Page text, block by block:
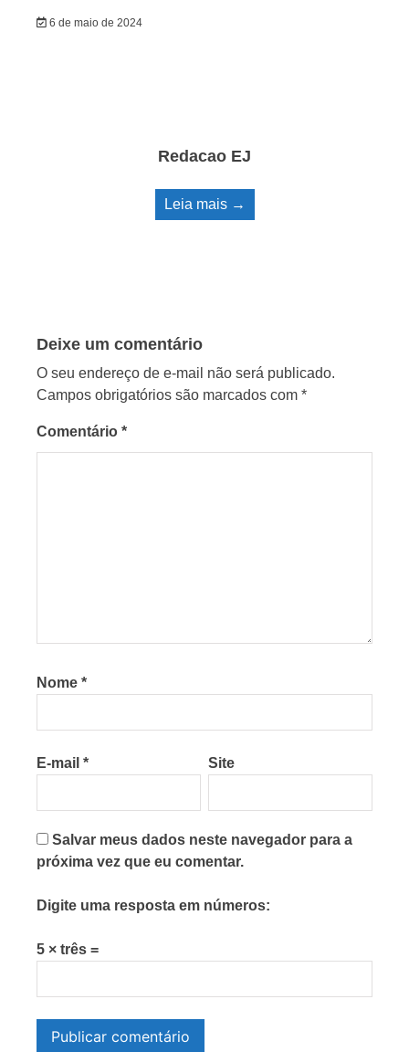
6 de maio de 2024
Redacao EJ
Leia mais →
Deixe um comentário
O seu endereço de e-mail não será publicado.
Campos obrigatórios são marcados com *
Comentário *
Nome *
E-mail * Site
Salvar meus dados neste navegador para a
próxima vez que eu comentar.
Digite uma resposta em números:
5 × três =